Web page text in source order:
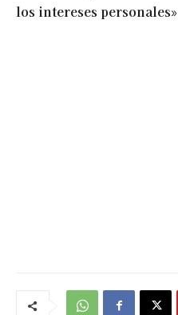
los intereses personales»